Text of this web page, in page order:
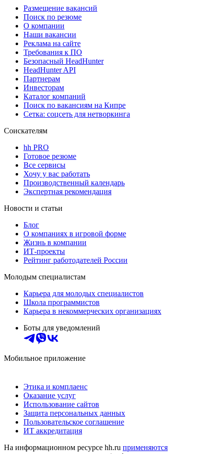
Размещение вакансий
Поиск по резюме
О компании
Наши вакансии
Реклама на сайте
Требования к ПО
Безопасный HeadHunter
HeadHunter API
Партнерам
Инвесторам
Каталог компаний
Поиск по вакансиям на Кипре
Сетка: соцсеть для нетворкинга
Соискателям
hh PRO
Готовое резюме
Все сервисы
Хочу у вас работать
Производственный календарь
Экспертная рекомендация
Новости и статьи
Блог
О компаниях в игровой форме
Жизнь в компании
ИТ-проекты
Рейтинг работодателей России
Молодым специалистам
Карьера для молодых специалистов
Школа программистов
Карьера в некоммерческих организациях
Боты для уведомлений
Мобильное приложение
Этика и комплаенс
Оказание услуг
Использование сайтов
Защита персональных данных
Пользовательское соглашение
ИТ аккредитация
На информационном ресурсе hh.ru применяются